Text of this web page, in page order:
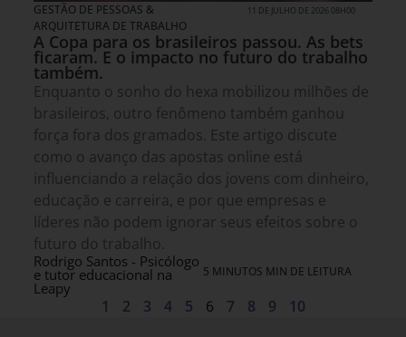
GESTÃO DE PESSOAS &
ARQUITETURA DE TRABALHO
11 DE JULHO DE 2026 08H00
A Copa para os brasileiros passou. As bets
ficaram. E o impacto no futuro do trabalho
também.
Enquanto o sonho do hexa mobilizou milhões de
brasileiros, outro fenômeno também ganhou
força fora dos gramados. Este artigo discute
como o avanço das apostas online está
influenciando a relação dos jovens com dinheiro,
educação e carreira, e por que empresas e
líderes não podem ignorar seus efeitos sobre o
futuro do trabalho.
Rodrigo Santos - Psicólogo
e tutor educacional na
Leapy
5 MINUTOS MIN DE LEITURA
1 2 3 4 5 6 7 8 9 10